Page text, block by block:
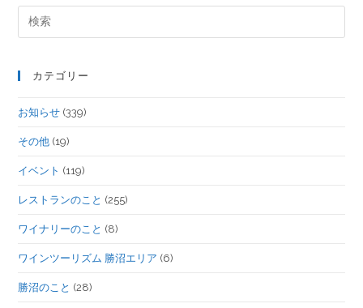
カテゴリー
お知らせ (339)
その他 (19)
イベント (119)
レストランのこと (255)
ワイナリーのこと (8)
ワインツーリズム 勝沼エリア (6)
勝沼のこと (28)